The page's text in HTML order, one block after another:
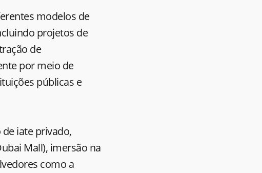
modelos de
projetos de
de
por meio de
públicas e
iate privado,
Mall), imersão na
como a